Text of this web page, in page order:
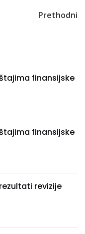
Prethodni
finansijske
finansijske
revizije